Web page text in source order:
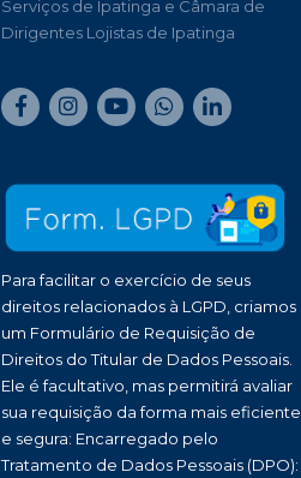
Serviços de Ipatinga e Câmara de
Dirigentes Lojistas de Ipatinga
Para facilitar o exercício de seus
direitos relacionados à LGPD, criamos
um Formulário de Requisição de
Direitos do Titular de Dados Pessoais.
Ele é facultativo, mas permitirá avaliar
sua requisição da forma mais eficiente
e segura: Encarregado pelo
Tratamento de Dados Pessoais (DPO):